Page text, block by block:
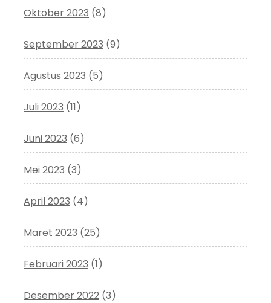
Oktober 2023 (8)
September 2023 (9)
Agustus 2023 (5)
Juli 2023 (11)
Juni 2023 (6)
Mei 2023 (3)
April 2023 (4)
Maret 2023 (25)
Februari 2023 (1)
Desember 2022 (3)